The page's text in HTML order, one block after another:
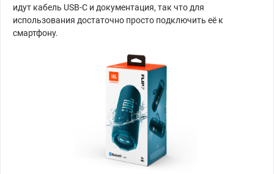
идут кабель USB-C и документация, так что для
использования достаточно просто подключить её к
смартфону.